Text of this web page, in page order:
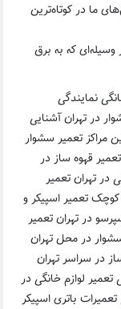
تا تکنسین‌های ما در کوتاه‌ترین
وسیله‌ای که به برق
نمایندگی
در تهران آشنایی
مراکز تعمیر سشوار
قهوه ساز در
در تهران تعمیر
کوچک تعمیر اسپیکر و
در تهران تعمیر
در محل تهران
در سراسر تهران
تعمیر لوازم خانگی در
باتری اسپیکر